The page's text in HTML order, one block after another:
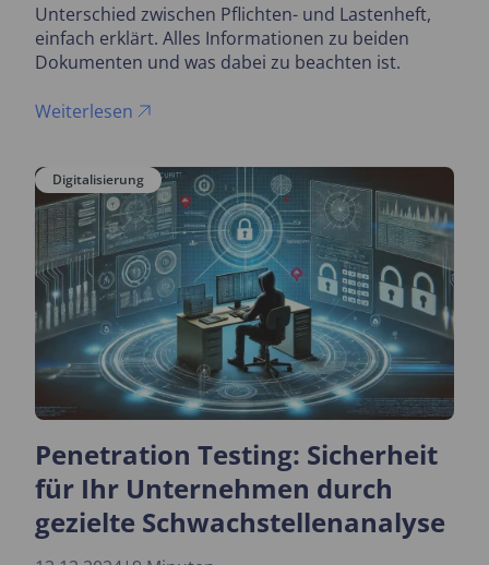
Unterschied zwischen Pflichten- und Lastenheft,
einfach erklärt. Alles Informationen zu beiden
Dokumenten und was dabei zu beachten ist.
Weiterlesen
Digitalisierung
Penetration Testing: Sicherheit
für Ihr Unternehmen durch
gezielte Schwachstellenanalyse